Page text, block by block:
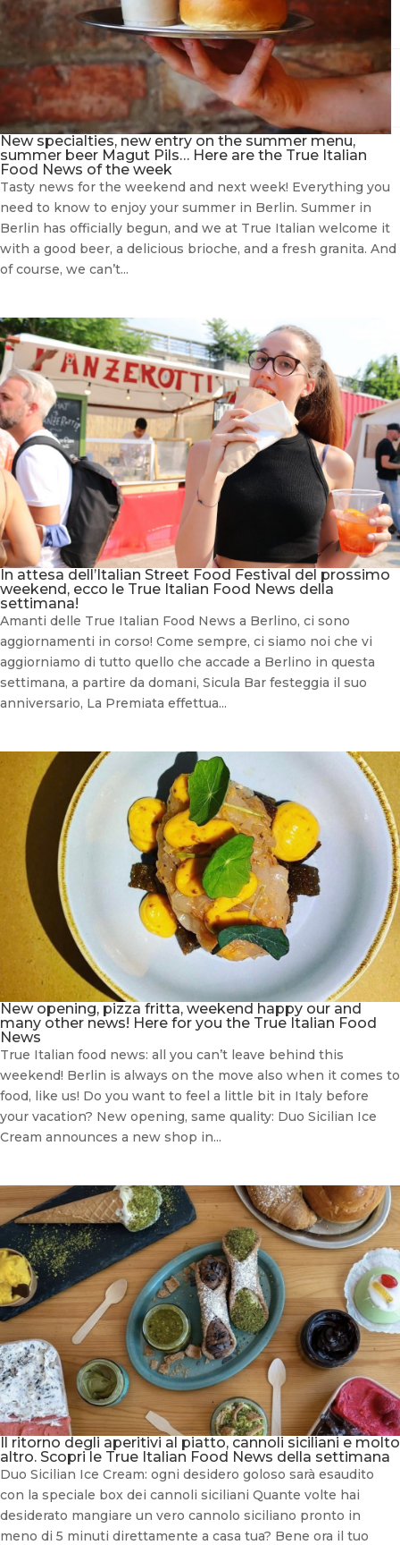
New specialties, new entry on the summer menu,
summer beer Magut Pils… Here are the True Italian
Food News of the week
Tasty news for the weekend and next week! Everything you
need to know to enjoy your summer in Berlin. Summer in
Berlin has officially begun, and we at True Italian welcome it
with a good beer, a delicious brioche, and a fresh granita. And
of course, we can’t...
In attesa dell’Italian Street Food Festival del prossimo
weekend, ecco le True Italian Food News della
settimana!
Amanti delle True Italian Food News a Berlino, ci sono
aggiornamenti in corso! Come sempre, ci siamo noi che vi
aggiorniamo di tutto quello che accade a Berlino in questa
settimana, a partire da domani, Sicula Bar festeggia il suo
anniversario, La Premiata effettua...
New opening, pizza fritta, weekend happy our and
many other news! Here for you the True Italian Food
News
True Italian food news: all you can’t leave behind this
weekend! Berlin is always on the move also when it comes to
food, like us! Do you want to feel a little bit in Italy before
your vacation? New opening, same quality: Duo Sicilian Ice
Cream announces a new shop in...
Il ritorno degli aperitivi al piatto, cannoli siciliani e molto
altro. Scopri le True Italian Food News della settimana
Duo Sicilian Ice Cream: ogni desidero goloso sarà esaudito
con la speciale box dei cannoli siciliani Quante volte hai
desiderato mangiare un vero cannolo siciliano pronto in
meno di 5 minuti direttamente a casa tua? Bene ora il tuo